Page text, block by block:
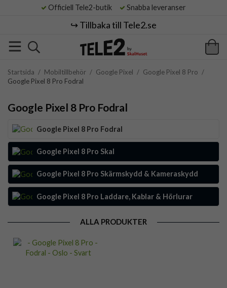
Officiell Tele2-butik Snabba leveranser
↪️ Tillbaka till Tele2.se
Startsida / Mobiltillbehör / Google Pixel / Google Pixel 8 Pro /
Google Pixel 8 Pro Fodral
Google Pixel 8 Pro Fodral
Google Pixel 8 Pro Fodral
Google Pixel 8 Pro Skal
Google Pixel 8 Pro Skärmskydd & Kameraskydd
Google Pixel 8 Pro Laddare, Kablar & Hörlurar
ALLA PRODUKTER